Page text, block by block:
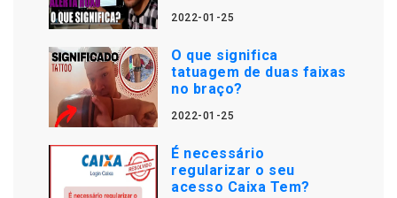
2022-01-25
O que significa
tatuagem de duas faixas
no braço?
2022-01-25
É necessário
regularizar o seu
acesso Caixa Tem?